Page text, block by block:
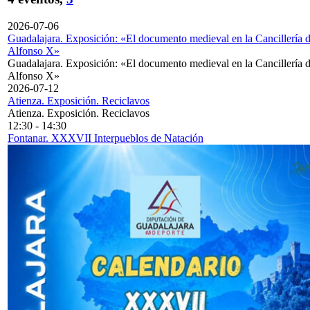
2026-07-06
Guadalajara. Exposición: «El documento medieval en la Cancillería
Alfonso X»
Guadalajara. Exposición: «El documento medieval en la Cancillería
Alfonso X»
2026-07-12
Atienza. Exposición. Reciclavos
Atienza. Exposición. Reciclavos
12:30 - 14:30
Fontanar. XXXVII Interpueblos de Natación